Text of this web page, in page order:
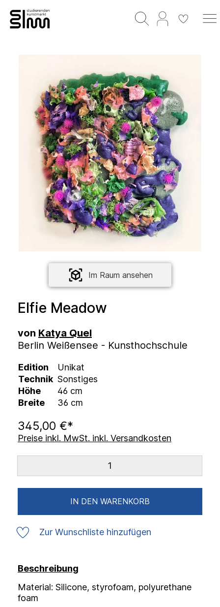
Im Raum ansehen
Elfie Meadow
von Katya Quel
Berlin Weißensee - Kunsthochschule
Edition
Unikat
Technik Sonstiges
Höhe
46 cm
Breite
36 cm
345,00 €*
Preise inkl. MwSt. inkl. Versandkosten
IN DEN WARENKORB
Zur Wunschliste hinzufügen
Beschreibung
Material: Silicone, styrofoam, polyurethane
foam